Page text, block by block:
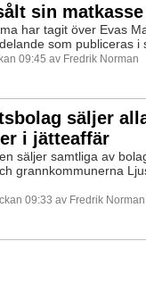
sin matkasse
har tagit över Evas
som publiceras i
09:45 av Fredrik Norman
säljer
i jätteaffär
säljer samtliga av
grannkommunerna
09:33 av Fredrik Norman